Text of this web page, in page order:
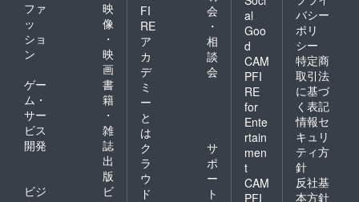
きゅう
り等の
野菜に
つけて
・豆腐
（湯・
冷）に
乗せて
相性◎
＊南蛮
味噌 南
蛮の程
よい辛
「くま
ファ
ッ
ショ
ン
映
像
・
映
画
ゲー
ム・
サー
ビス
開発
書
籍
・
雑
誌
出
版
ビジ
ビ
FI
RE
ア
カ
デ
ミ
ー
と
は
会
・
相
談
会
ク
ラ
ウ
ド
サ
ポ
ー
ト
al
Goo
d
CAM
PFI
RE
for
Ente
rtain
men
t
CAM
PFI
バシー
ポリ
シー
特定商
取引法
に基づ
く表記
情報セ
キュリ
ティ方
針
反社基
本方針